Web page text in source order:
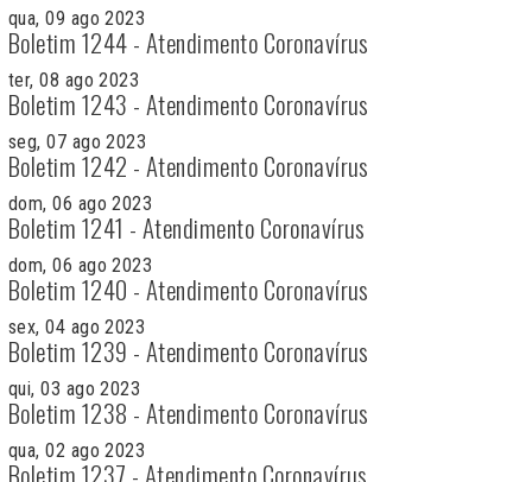
qua, 09 ago 2023
Boletim 1244 - Atendimento Coronavírus
ter, 08 ago 2023
Boletim 1243 - Atendimento Coronavírus
seg, 07 ago 2023
Boletim 1242 - Atendimento Coronavírus
dom, 06 ago 2023
Boletim 1241 - Atendimento Coronavírus
dom, 06 ago 2023
Boletim 1240 - Atendimento Coronavírus
sex, 04 ago 2023
Boletim 1239 - Atendimento Coronavírus
qui, 03 ago 2023
Boletim 1238 - Atendimento Coronavírus
qua, 02 ago 2023
Boletim 1237 - Atendimento Coronavírus